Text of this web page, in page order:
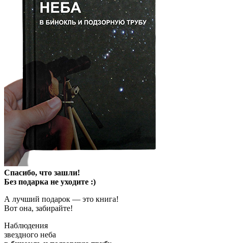
Спасибо, что зашли!
Без подарка не уходите :)
А лучший подарок — это книга!
Вот она, забирайте!
Наблюдения
звездного неба